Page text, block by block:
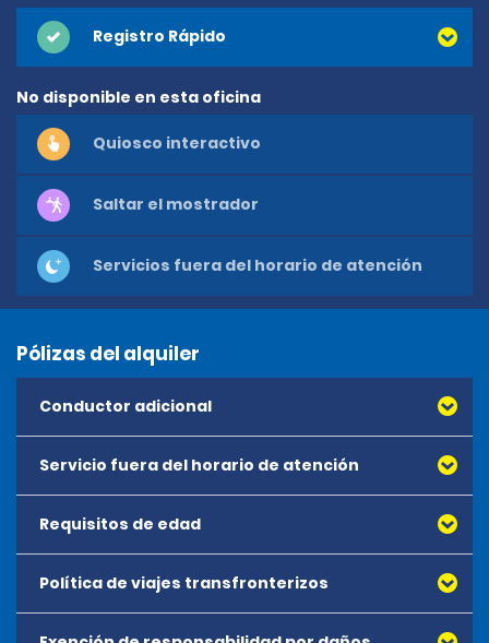
Registro Rápido
No disponible en esta oficina
Quiosco interactivo
Saltar el mostrador
Servicios fuera del horario de atención
Pólizas del alquiler
Conductor adicional
Servicio fuera del horario de atención
Requisitos de edad
Política de viajes transfronterizos